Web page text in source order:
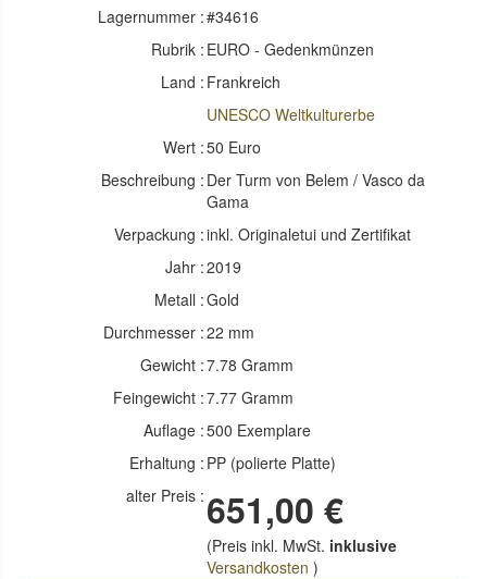
Lagernummer :#34616
Rubrik : EURO - Gedenkmünzen
Land : Frankreich
UNESCO Weltkulturerbe
Wert :50 Euro
Beschreibung : Der Turm von Belem / Vasco da
Gama
Verpackung :inkl. Originaletui und Zertifikat
Jahr :2019
Metall :Gold
Durchmesser :22 mm
Gewicht :7.78 Gramm
Feingewicht :7.77 Gramm
Auflage :500 Exemplare
Erhaltung : PP (polierte Platte)
alter Preis : 651,00 €
(Preis inkl. MwSt. inklusive
Versandkosten )